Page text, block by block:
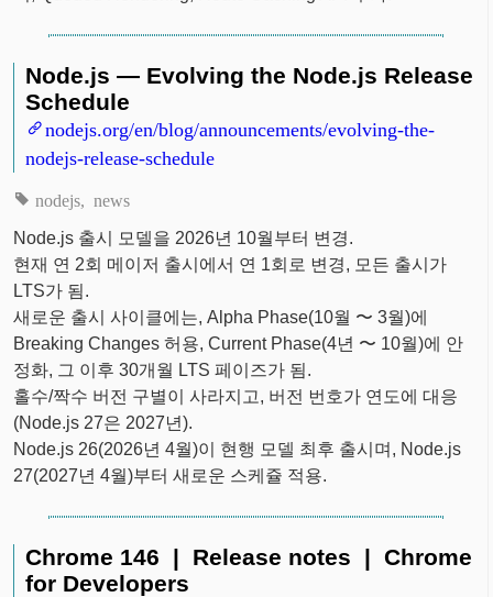
Node.js — Evolving the Node.js Release
Schedule
nodejs.org/en/blog/announcements/evolving-the-
nodejs-release-schedule
nodejs news
Node.js 출시 모델을 2026년 10월부터 변경.
현재 연 2회 메이저 출시에서 연 1회로 변경, 모든 출시가
LTS가 됨.
새로운 출시 사이클에는, Alpha Phase(10월 〜 3월)에
Breaking Changes 허용, Current Phase(4년 〜 10월)에 안
정화, 그 이후 30개월 LTS 페이즈가 됨.
홀수/짝수 버전 구별이 사라지고, 버전 번호가 연도에 대응
(Node.js 27은 2027년).
Node.js 26(2026년 4월)이 현행 모델 최후 출시며, Node.js
27(2027년 4월)부터 새로운 스케쥴 적용.
Chrome 146 | Release notes | Chrome
for Developers